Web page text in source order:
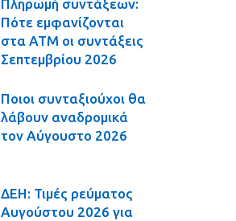
Πληρωμή συντάξεων:
Πότε εμφανίζονται
στα ΑΤΜ οι συντάξεις
Σεπτεμβρίου 2026
Ποιοι συνταξιούχοι θα
λάβουν αναδρομικά
τον Αύγουστο 2026
ΔΕΗ: Τιμές ρεύματος
Αυγούστου 2026 για